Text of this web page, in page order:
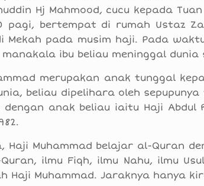
Hj Mahmood, cucu kepada
pagi, bertempat di rumah Ustaz
Mekah pada musim haji. Pada
ibu beliau meninggal dunia
merupakan anak tunggal
beliau dipelihara oleh
anak beliau iaitu Haji Abdul
Haji Muhammad belajar al-Quran
ilmu Fiqh, ilmu Nahu, ilmu
Haji Muhammad. Jaraknya hanya